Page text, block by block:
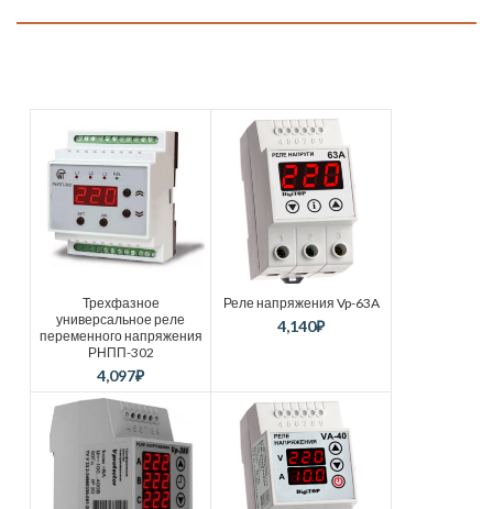
Трехфазное
универсальное реле
переменного напряжения
РНПП-302
4,097₽
Реле напряжения Vp-63A
4,140₽